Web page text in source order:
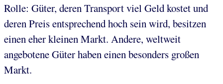
Rolle: Güter, deren Transport viel Geld kostet und
deren Preis entsprechend hoch sein wird, besitzen
einen eher kleinen Markt. Andere, weltweit
angebotene Güter haben einen besonders großen
Markt.